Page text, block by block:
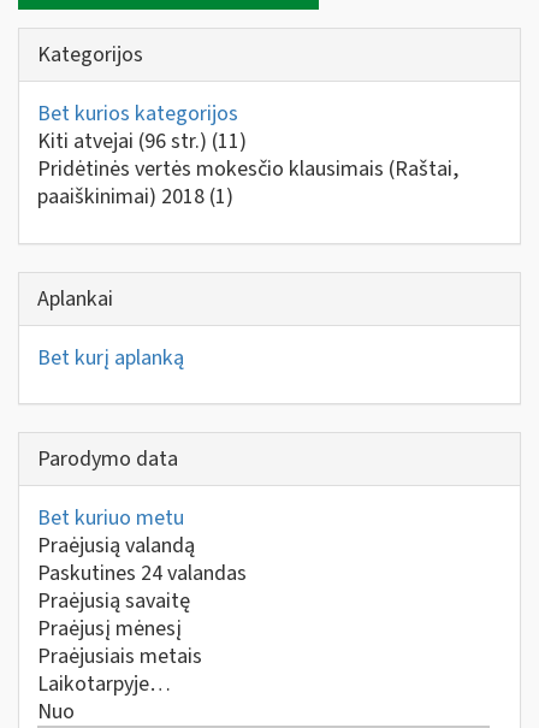
Kategorijos
Bet kurios kategorijos
Kiti atvejai (96 str.) (11)
Pridėtinės vertės mokesčio klausimais (Raštai,
paaiškinimai) 2018 (1)
Aplankai
Bet kurį aplanką
Parodymo data
Bet kuriuo metu
Praėjusią valandą
Paskutines 24 valandas
Praėjusią savaitę
Praėjusį mėnesį
Praėjusiais metais
Laikotarpyje…
Nuo